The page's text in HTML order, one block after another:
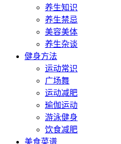
养生知识
养生禁忌
美容美体
养生杂谈
健身方法
运动常识
广场舞
运动减肥
瑜伽运动
游泳健身
饮食减肥
美食菜谱